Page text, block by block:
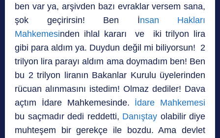
ben var ya, arşivden bazı evraklar versem sana,
şok geçirirsin! Ben İnsan Hakları
Mahkemesinden ihlal kararı ve iki trilyon lira
gibi para aldım ya. Duydun değil mi biliyorsun! 2
trilyon lira parayı aldım ama doymadım ben! Ben
bu 2 trilyon liranın Bakanlar Kurulu üyelerinden
rücuan alınmasını istedim! Olmaz dediler! Dava
açtım İdare Mahkemesinde. İdare Mahkemesi
bu saçmadır dedi reddetti, Danıştay olabilir diye
muhteşem bir gerekçe ile bozdu. Ama devlet